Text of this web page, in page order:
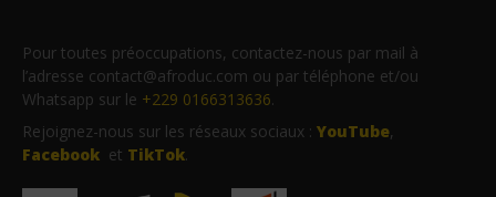
Pour toutes préoccupations, contactez-nous par mail à
l’adresse contact@afroduc.com ou par téléphone et/ou
Whatsapp sur le +229 0166313636.
Rejoignez-nous sur les réseaux sociaux : YouTube,
Facebook et TikTok.